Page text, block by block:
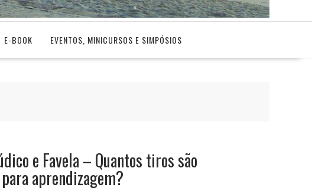
E-BOOK EVENTOS, MINICURSOS E SIMPÓSIOS
e Favela – Quantos tiros são
aprendizagem?